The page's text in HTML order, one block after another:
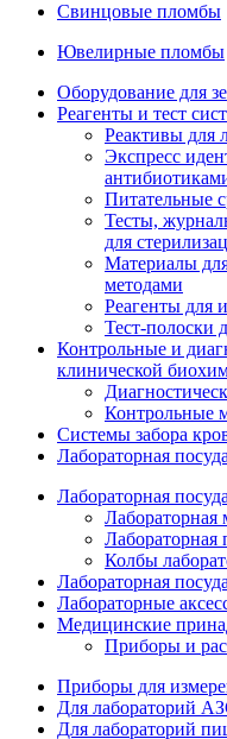
Свинцовые пломбы
Ювелирные пломбы
Оборудование для
Реагенты и тест
Реактивы для
Экспресс
Питательные
Тесты,
для
Материалы
методами
Реагенты для
Тест-полоски
Контрольные и
клинической
Контрольные
Системы забора
Лабораторная
Лабораторная
Лабораторная
Лабораторная
Колбы
Лабораторная
Лабораторные
Медицинские
Приборы и
Приборы для
Для лабораторий
Для лабораторий